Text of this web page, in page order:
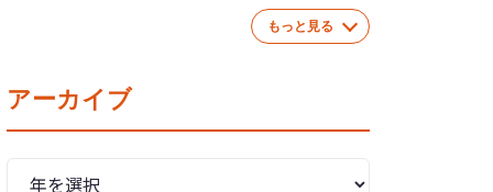
もっと見る
アーカイブ